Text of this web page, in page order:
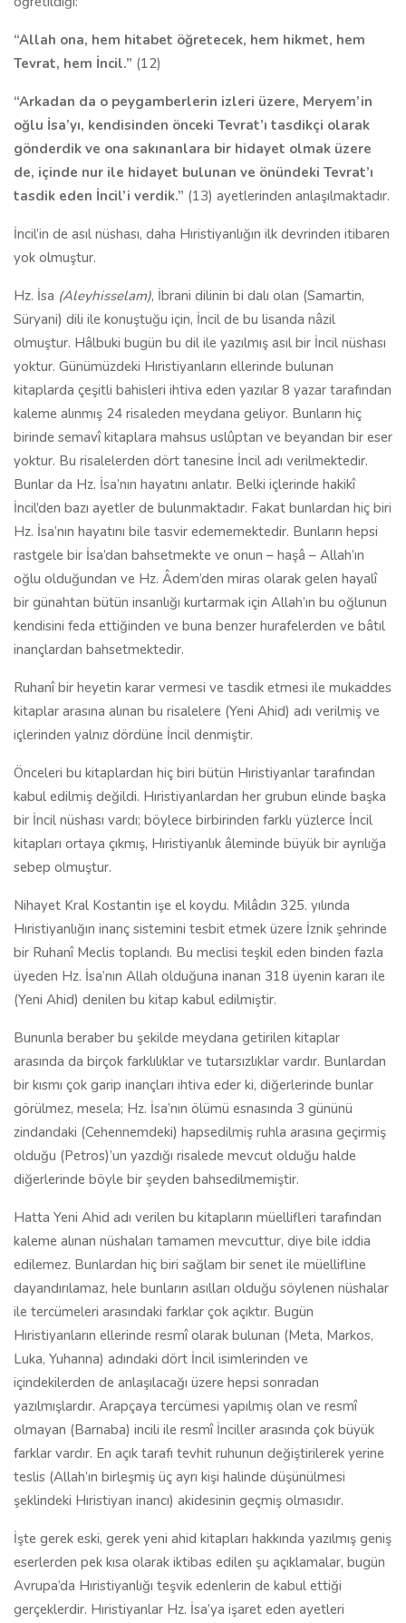
“Allah ona, hem hitabet öğretecek, hem hikmet, hem
Tevrat, hem İncil.” (12)
“Arkadan da o peygamberlerin izleri üzere, Meryem’in
oğlu İsa’yı, kendisinden önceki Tevrat’ı tasdikçi olarak
gönderdik ve ona sakınanlara bir hidayet olmak üzere
de, içinde nur ile hidayet bulunan ve önündeki Tevrat’ı
tasdik eden İncil’i verdik.” (13) ayetlerinden anlaşılmaktadır.
İncil’in de asıl nüshası, daha Hıristiyanlığın ilk devrinden itibaren
yok olmuştur.
Hz. İsa (Aleyhisselam), İbrani dilinin bi dalı olan (Samartin,
Süryani) dili ile konuştuğu için, İncil de bu lisanda nâzil
olmuştur. Hâlbuki bugün bu dil ile yazılmış asıl bir İncil nüshası
yoktur. Günümüzdeki Hıristiyanların ellerinde bulunan
kitaplarda çeşitli bahisleri ihtiva eden yazılar 8 yazar tarafından
kaleme alınmış 24 risaleden meydana geliyor. Bunların hiç
birinde semavî kitaplara mahsus uslûptan ve beyandan bir eser
yoktur. Bu risalelerden dört tanesine İncil adı verilmektedir.
Bunlar da Hz. İsa’nın hayatını anlatır. Belki içlerinde hakikî
İncil’den bazı ayetler de bulunmaktadır. Fakat bunlardan hiç biri
Hz. İsa’nın hayatını bile tasvir edememektedir. Bunların hepsi
rastgele bir İsa’dan bahsetmekte ve onun – haşâ – Allah’ın
oğlu olduğundan ve Hz. Âdem’den miras olarak gelen hayalî
bir günahtan bütün insanlığı kurtarmak için Allah’ın bu oğlunun
kendisini feda ettiğinden ve buna benzer hurafelerden ve bâtıl
inançlardan bahsetmektedir.
Ruhanî bir heyetin karar vermesi ve tasdik etmesi ile mukaddes
kitaplar arasına alınan bu risalelere (Yeni Ahid) adı verilmiş ve
içlerinden yalnız dördüne İncil denmiştir.
Önceleri bu kitaplardan hiç biri bütün Hıristiyanlar tarafından
kabul edilmiş değildi. Hıristiyanlardan her grubun elinde başka
bir İncil nüshası vardı; böylece birbirinden farklı yüzlerce İncil
kitapları ortaya çıkmış, Hıristiyanlık âleminde büyük bir ayrılığa
sebep olmuştur.
Nihayet Kral Kostantin işe el koydu. Milâdın 325. yılında
Hıristiyanlığın inanç sistemini tesbit etmek üzere İznik şehrinde
bir Ruhanî Meclis toplandı. Bu meclisi teşkil eden binden fazla
üyeden Hz. İsa’nın Allah olduğuna inanan 318 üyenin kararı ile
(Yeni Ahid) denilen bu kitap kabul edilmiştir.
Bununla beraber bu şekilde meydana getirilen kitaplar
arasında da birçok farklılıklar ve tutarsızlıklar vardır. Bunlardan
bir kısmı çok garip inançları ihtiva eder ki, diğerlerinde bunlar
görülmez, mesela; Hz. İsa’nın ölümü esnasında 3 gününü
zindandaki (Cehennemdeki) hapsedilmiş ruhla arasına geçirmiş
olduğu (Petros)’un yazdığı risalede mevcut olduğu halde
diğerlerinde böyle bir şeyden bahsedilmemiştir.
Hatta Yeni Ahid adı verilen bu kitapların müellifleri tarafından
kaleme alınan nüshaları tamamen mevcuttur, diye bile iddia
edilemez. Bunlardan hiç biri sağlam bir senet ile müellifline
dayandırılamaz, hele bunların asılları olduğu söylenen nüshalar
ile tercümeleri arasındaki farklar çok açıktır. Bugün
Hıristiyanların ellerinde resmî olarak bulunan (Meta, Markos,
Luka, Yuhanna) adındaki dört İncil isimlerinden ve
içindekilerden de anlaşılacağı üzere hepsi sonradan
yazılmışlardır. Arapçaya tercümesi yapılmış olan ve resmî
olmayan (Barnaba) incili ile resmî İnciller arasında çok büyük
farklar vardır. En açık tarafı tevhit ruhunun değiştirilerek yerine
teslis (Allah’ın birleşmiş üç ayrı kişi halinde düşünülmesi
şeklindeki Hıristiyan inancı) akidesinin geçmiş olmasıdır.
İşte gerek eski, gerek yeni ahid kitapları hakkında yazılmış geniş
eserlerden pek kısa olarak iktibas edilen şu açıklamalar, bugün
Avrupa’da Hıristiyanlığı teşvik edenlerin de kabul ettiği
gerçeklerdir. Hıristiyanlar Hz. İsa’ya işaret eden ayetleri